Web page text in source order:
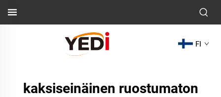
FI
kaksiseinäinen ruostumaton